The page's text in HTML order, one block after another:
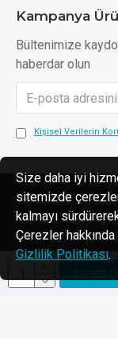
SEPETE
Kampanya
Bültenimize
haberdar olun
Kişisel Verilerin
Telif hakkı ©
kuruluşudur. Tüm
Web Tasarım için
OpencartUzman
Size daha iyi
sitemizde
kalmayı
Çerezler
Gizlilik Politikası.